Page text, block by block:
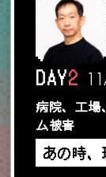
DAY2
病院、工
ム被害
あの時